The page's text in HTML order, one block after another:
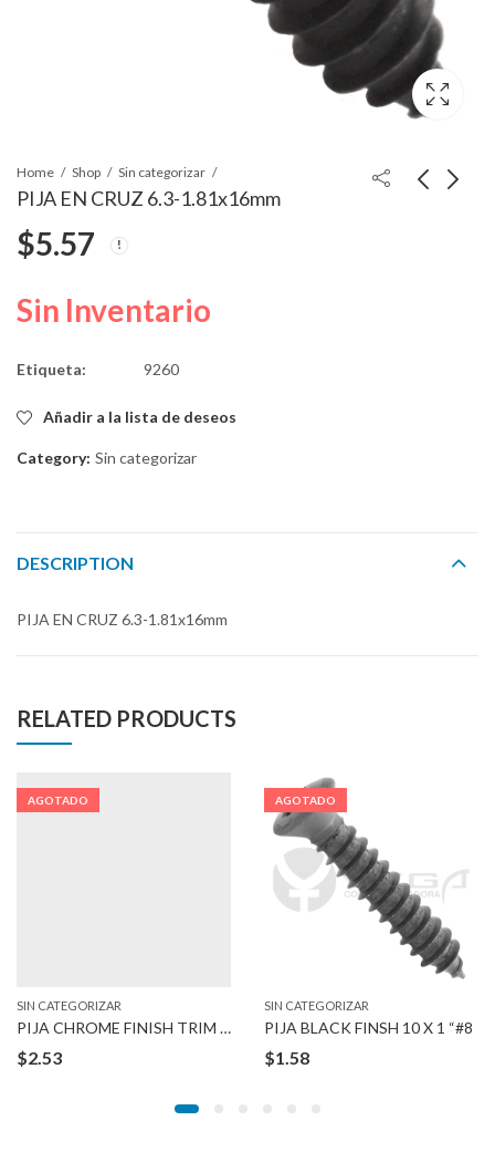
Home Shop Sin categorizar
PIJA EN CRUZ 6.3-1.81x16mm
$5.57
Sin Inventario
Etiqueta: 9260
Añadir a la lista de deseos
Category: Sin categorizar
DESCRIPTION
PIJA EN CRUZ 6.3-1.81x16mm
RELATED PRODUCTS
AGOTADO
SIN CATEGORIZAR
PIJA CHROME FINISH TRIM SCREWS
$2.53
AGOTADO
SIN CATEGORIZAR
PIJA BLACK FINSH 10 X 1 “#8
$1.58